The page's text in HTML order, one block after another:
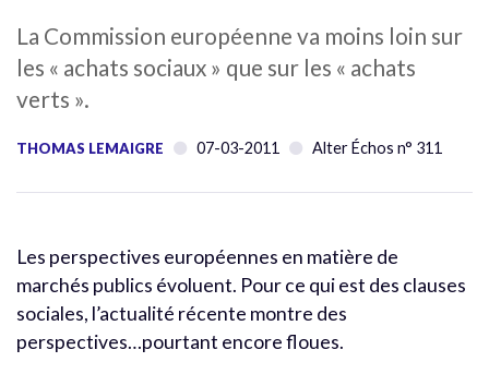
La Commission européenne va moins loin sur
les « achats sociaux » que sur les « achats
verts ».
THOMAS LEMAIGRE 07-03-2011 Alter Échos n° 311
Les perspectives européennes en matière de
marchés publics évoluent. Pour ce qui est des clauses
sociales, l’actualité récente montre des
perspectives…pourtant encore floues.